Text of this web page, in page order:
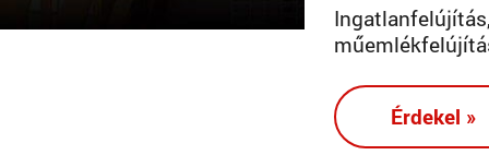
Érdekel »